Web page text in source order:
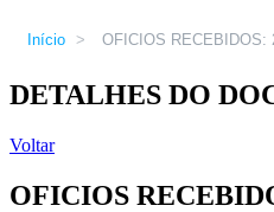
Início > OFICIOS RECEBIDOS:
DETALHES DO
Voltar
OFICIOS